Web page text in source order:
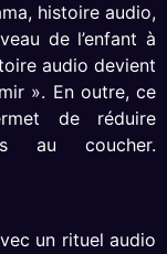
histoire audio,
de l’enfant à
audio devient
». En outre, ce
de réduire
au coucher.
un rituel audio